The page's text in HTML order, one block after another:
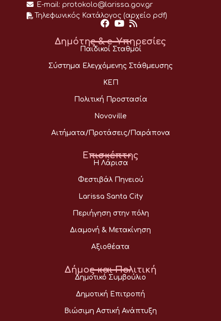
E-mail: protokolo@larissa.gov.gr
Τηλεφωνικός Κατάλογος (αρχείο pdf)
Δημότης & e-Υπηρεσίες
Παιδικοί Σταθμοί
Σύστημα Ελεγχόμενης Στάθμευσης
ΚΕΠ
Πολιτική Προστασία
Novoville
Αιτήματα/Προτάσεις/Παράπονα
Επισκέπτης
Η Λάρισα
Φεστιβάλ Πηνειού
Larissa Santa City
Περιήγηση στην πόλη
Διαμονή & Μετακίνηση
Αξιοθέατα
Δήμος και Πολιτική
Δημοτικό Συμβούλιο
Δημοτική Επιτροπή
Βιώσιμη Αστική Ανάπτυξη